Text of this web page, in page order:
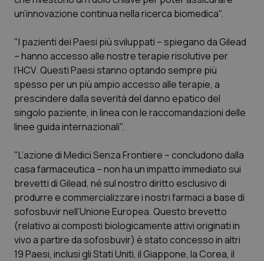
Abruzzo
Basilicata
Calabria
Campania
Emilia-Romagna
Friuli Venezia Giulia
Lazio
QS Pro Gold
Artrite & artrosi
Asma & BPCO
Car-T
Colesterolo & coronaropatie
Dermatite Atopica
Diabete & glucometri
QS Club Newsletter
un’innovazione continua nella ricerca biomedica".
"I pazienti dei Paesi più sviluppati – spiegano da Gilead
– hanno accesso alle nostre terapie risolutive per
l’HCV. Questi Paesi stanno optando sempre più
spesso per un più ampio accesso alle terapie, a
prescindere dalla severità del danno epatico del
singolo paziente, in linea con le raccomandazioni delle
linee guida internazionali".
"L’azione di Medici Senza Frontiere – concludono dalla
casa farmaceutica – non ha un impatto immediato sui
brevetti di Gilead, né sul nostro diritto esclusivo di
produrre e commercializzare i nostri farmaci a base di
sofosbuvir nell’Unione Europea. Questo brevetto
(relativo ai composti biologicamente attivi originati in
vivo a partire da sofosbuvir) è stato concesso in altri
19 Paesi, inclusi gli Stati Uniti, il Giappone, la Corea, il